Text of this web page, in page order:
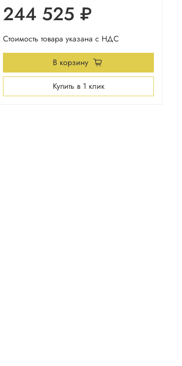
244 525 ₽
Стоимость товара указана с НДС
В корзину
Купить в 1 клик